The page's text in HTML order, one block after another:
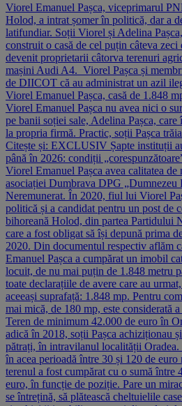
Viorel Emanuel Pașca, viceprimarul
Holod, a intrat șomer în politică, dar a
latifundiar. Soții Viorel și Adelina
construit o casă de cel puțin câteva
devenit proprietarii câtorva terenuri
mașini Audi A4. Viorel Pașca și
de DIICOT că au administrat un azil
Viorel Emanuel Pașca, casă de 1.848
Viorel Emanuel Pașca nu avea nici o
pe banii soției sale, Adelina Pașca,
la propria firmă. Practic, soții Pașca
Citește și: EXCLUSIV Șapte instituții
până în 2026: condiții
Viorel Emanuel Pașca avea calitatea
asociației Dumbrava DPG „Dumnezeu
Neremunerat. În 2020, fiul lui Viorel
politică și a candidat pentru un post de
bihoreană Holod, din partea Partidului
care a fost obligat să își depună prima
2020. Din documentul respectiv aflăm
Emanuel Pașca a cumpărat un imobil
locuit, de nu mai puțin de 1.848 metru
toate declarațiile de avere care au
aceeași suprafață: 1.848 mp. Pentru
mai mică, de 180 mp, este considerată
Teren de minimum 42.000 de euro în
adică în 2018, soții Pașca achiziționau
pătrați, în intravilanul localității
în acea perioadă între 30 și 120 de euro
terenul a fost cumpărat cu o sumă între
euro, în funcție de poziție. Pare un
se întrețină, să plătească cheltuielile